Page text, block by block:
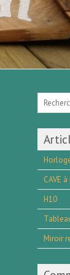
CAVE
H10
Miroir